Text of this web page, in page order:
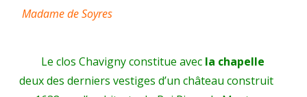
Madame de Soyres
Le clos Chavigny constitue avec la chapelle
deux des derniers vestiges d’un château construit